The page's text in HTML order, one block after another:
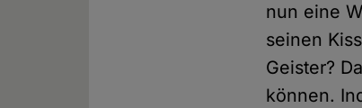
nun eine
seinen
Geister?
können.